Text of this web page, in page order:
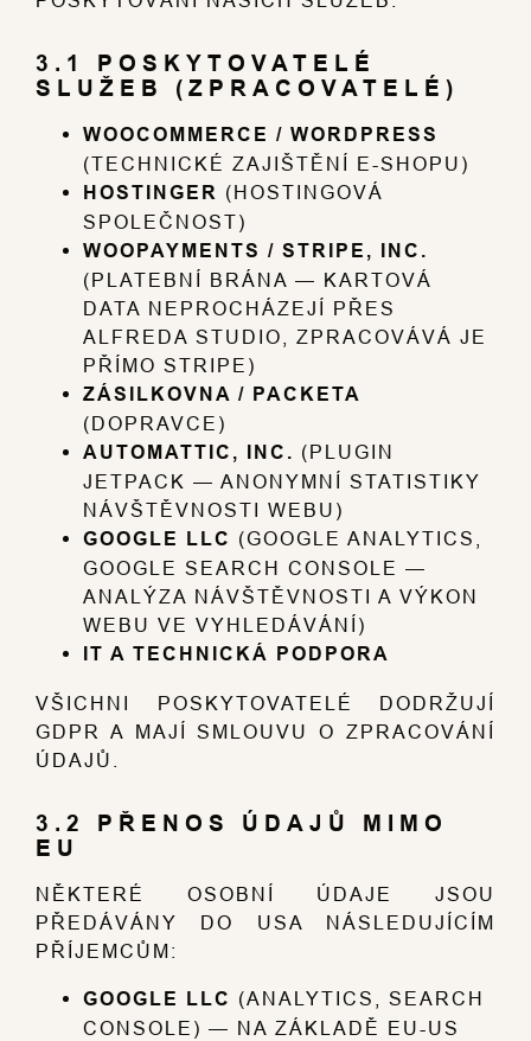
3.1 POSKYTOVATELÉ
SLUŽEB (ZPRACOVATELÉ)
WOOCOMMERCE / WORDPRESS
(TECHNICKÉ ZAJIŠTĚNÍ E-SHOPU)
HOSTINGER (HOSTINGOVÁ
SPOLEČNOST)
WOOPAYMENTS / STRIPE, INC.
(PLATEBNÍ BRÁNA — KARTOVÁ
DATA NEPROCHÁZEJÍ PŘES
ALFREDA STUDIO, ZPRACOVÁVÁ JE
PŘÍMO STRIPE)
ZÁSILKOVNA / PACKETA
(DOPRAVCE)
AUTOMATTIC, INC. (PLUGIN
JETPACK — ANONYMNÍ STATISTIKY
NÁVŠTĚVNOSTI WEBU)
GOOGLE LLC (GOOGLE ANALYTICS,
GOOGLE SEARCH CONSOLE —
ANALÝZA NÁVŠTĚVNOSTI A VÝKON
WEBU VE VYHLEDÁVÁNÍ)
IT A TECHNICKÁ PODPORA
VŠICHNI POSKYTOVATELÉ DODRŽUJÍ
GDPR A MAJÍ SMLOUVU O ZPRACOVÁNÍ
ÚDAJŮ.
3.2 PŘENOS ÚDAJŮ MIMO
EU
NĚKTERÉ OSOBNÍ ÚDAJE JSOU
PŘEDÁVÁNY DO USA NÁSLEDUJÍCÍM
PŘÍJEMCŮM:
GOOGLE LLC (ANALYTICS, SEARCH
CONSOLE) — NA ZÁKLADĚ EU-US